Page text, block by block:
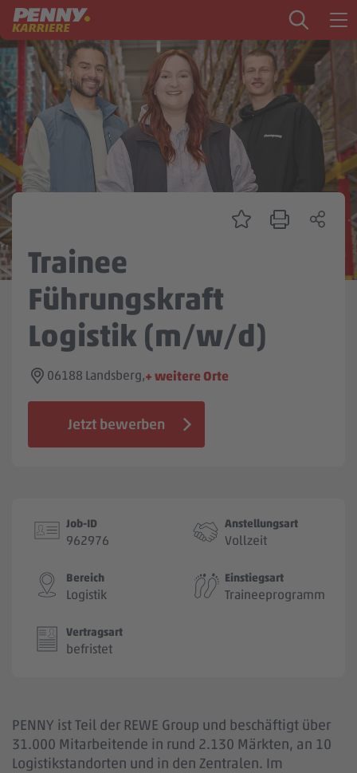
Zum Inhalt springen
Startseite
PENNY als Arbeitgeber
Ausbildung
Markt
Zentrale & Vertrieb
Mein Kandidat:innenprofil
Trainee
Führungskraft
Logistik (m/w/d)
06188 Landsberg,+ weitere Orte
Jetzt bewerben
Job-ID
962976
Anstellungsart
Vollzeit
Bereich
Logistik
Einstiegsart
Traineeprogramm
Vertragsart
befristet
PENNY ist Teil der REWE Group und beschäftigt über
31.000 Mitarbeitende in rund 2.130 Märkten, an 10
Logistikstandorten und in den Zentralen. Im